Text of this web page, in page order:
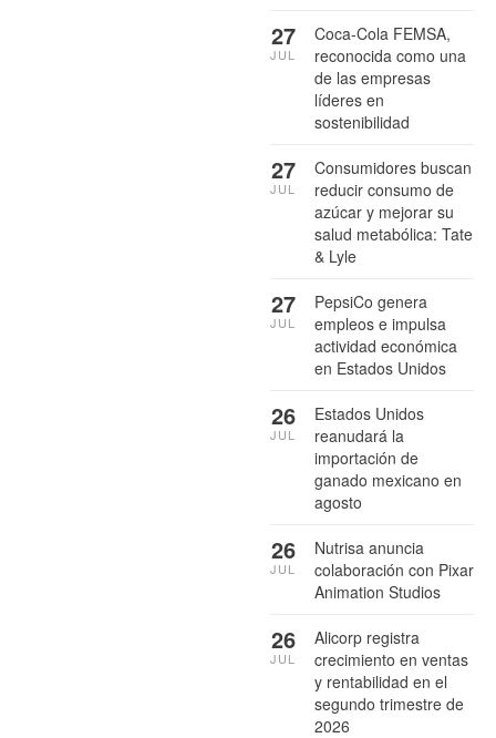
Coca-Cola FEMSA,
reconocida como una
de las empresas
líderes en
sostenibilidad
27
JUL
Consumidores buscan
reducir consumo de
azúcar y mejorar su
salud metabólica: Tate
& Lyle
27
JUL
PepsiCo genera
empleos e impulsa
actividad económica
en Estados Unidos
27
JUL
Estados Unidos
reanudará la
importación de
ganado mexicano en
agosto
26
JUL
Nutrisa anuncia
colaboración con Pixar
Animation Studios
26
JUL
Alicorp registra
crecimiento en ventas
y rentabilidad en el
segundo trimestre de
2026
26
JUL